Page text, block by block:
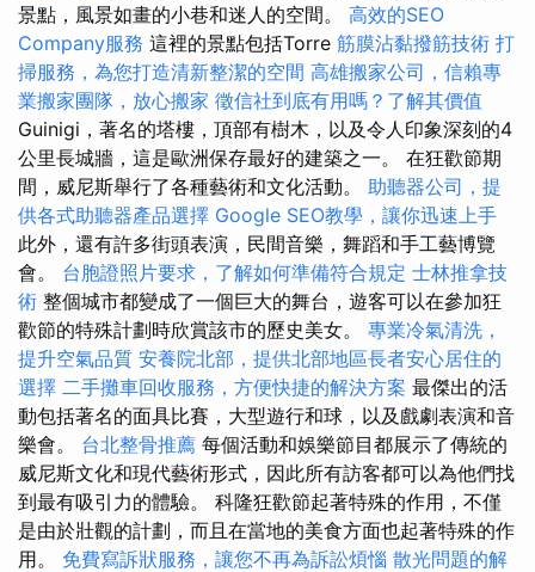
景點，風景如畫的小巷和迷人的空間。 高效的SEO
Company服務 這裡的景點包括Torre 筋膜沾黏撥筋技術 打
掃服務，為您打造清新整潔的空間 高雄搬家公司，信賴專
業搬家團隊，放心搬家 徵信社到底有用嗎？了解其價值
Guinigi，著名的塔樓，頂部有樹木，以及令人印象深刻的4
公里長城牆，這是歐洲保存最好的建築之一。 在狂歡節期
間，威尼斯舉行了各種藝術和文化活動。 助聽器公司，提
供各式助聽器產品選擇 Google SEO教學，讓你迅速上手
此外，還有許多街頭表演，民間音樂，舞蹈和手工藝博覽
會。 台胞證照片要求，了解如何準備符合規定 士林推拿技
術 整個城市都變成了一個巨大的舞台，遊客可以在參加狂
歡節的特殊計劃時欣賞該市的歷史美女。 專業冷氣清洗，
提升空氣品質 安養院北部，提供北部地區長者安心居住的
選擇 二手攤車回收服務，方便快捷的解決方案 最傑出的活
動包括著名的面具比賽，大型遊行和球，以及戲劇表演和音
樂會。 台北整骨推薦 每個活動和娛樂節目都展示了傳統的
威尼斯文化和現代藝術形式，因此所有訪客都可以為他們找
到最有吸引力的體驗。 科隆狂歡節起著特殊的作用，不僅
是由於壯觀的計劃，而且在當地的美食方面也起著特殊的作
用。 免費寫訴狀服務，讓您不再為訴訟煩惱 散光問題的解